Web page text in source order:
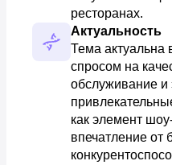
ресторанах.
Актуальность
Тема актуальна
спросом на
обслуживание и
как элемент
впечатление